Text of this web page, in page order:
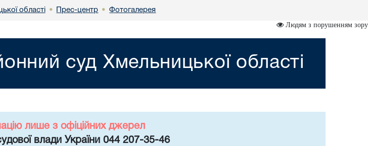
області • Прес-центр • Фотогалерея
Людям з порушенням зору
суд Хмельницької області
лише з офіційних джерел
влади України 044 207-35-46